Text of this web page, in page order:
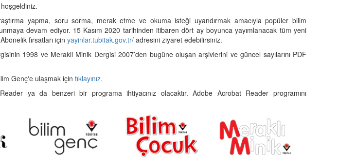
yapma, soru sorma, merak etme ve okuma isteği uyandırmak amacıyla popüler bilim
devam ediyor. 15 Kasım 2020 tarihinden itibaren dört ay boyunca yayımlanacak tüm yeni
fırsatları için yayinlar.tubitak.gov.tr/ adresini ziyaret edebilirsiniz.
1998 ve Merakli Minik Dergisi 2007’den bugüne oluşan arşivlerini ve güncel sayılarını PDF
Genç'e ulaşmak için tıklayınız.
ya da benzeri bir programa ihtiyacınız olacaktır. Adobe Acrobat Reader programını